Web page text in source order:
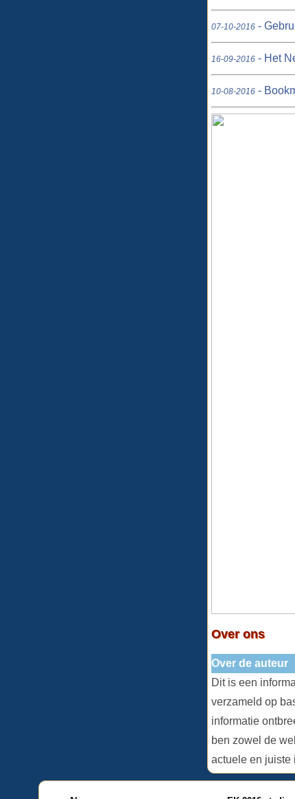
07-10-2016 -
16-09-2016 - Het
10-08-2016 -
Over ons
Over de auteur
Dit is een
verzameld op
informatie
ben zowel de
actuele en juiste